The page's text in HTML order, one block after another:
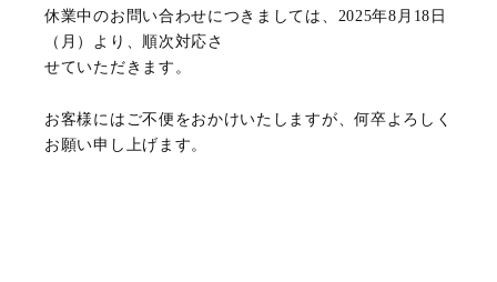
休業中のお問い合わせにつきましては、2025年8月18日
（月）より、順次対応さ
せていただきます。
お客様にはご不便をおかけいたしますが、何卒よろしく
お願い申し上げます。